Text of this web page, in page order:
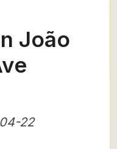
João
22